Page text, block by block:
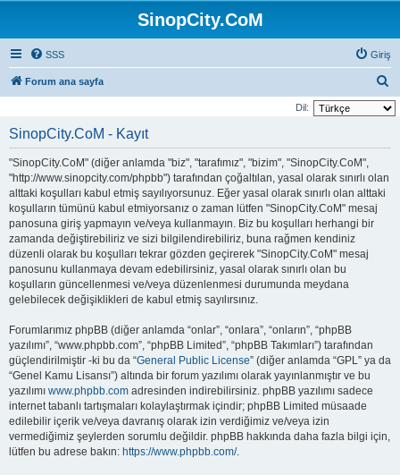
SinopCity.CoM
SSS Giriş
Forum ana sayfa
r
Dil:
SinopCity.CoM - Kayıt
"SinopCity.CoM" (diğer anlamda "biz", "tarafımız", "bizim", "SinopCity.CoM",
"http://www.sinopcity.com/phpbb") tarafından çoğaltılan, yasal olarak sınırlı olan
alttaki koşulları kabul etmiş sayılıyorsunuz. Eğer yasal olarak sınırlı olan alttaki
koşulların tümünü kabul etmiyorsanız o zaman lütfen "SinopCity.CoM" mesaj
panosuna giriş yapmayın ve/veya kullanmayın. Biz bu koşulları herhangi bir
zamanda değiştirebiliriz ve sizi bilgilendirebiliriz, buna rağmen kendiniz
düzenli olarak bu koşulları tekrar gözden geçirerek "SinopCity.CoM" mesaj
panosunu kullanmaya devam edebilirsiniz, yasal olarak sınırlı olan bu
koşulların güncellenmesi ve/veya düzenlenmesi durumunda meydana
gelebilecek değişiklikleri de kabul etmiş sayılırsınız.
Forumlarımız phpBB (diğer anlamda “onlar”, “onlara”, “onların”, “phpBB
yazılımı”, “www.phpbb.com”, “phpBB Limited”, “phpBB Takımları”) tarafından
güçlendirilmiştir -ki bu da “General Public License” (diğer anlamda “GPL” ya da
“Genel Kamu Lisansı”) altında bir forum yazılımı olarak yayınlanmıştır ve bu
yazılımı www.phpbb.com adresinden indirebilirsiniz. phpBB yazılımı sadece
internet tabanlı tartışmaları kolaylaştırmak içindir; phpBB Limited müsaade
edilebilir içerik ve/veya davranış olarak izin verdiğimiz ve/veya izin
vermediğimiz şeylerden sorumlu değildir. phpBB hakkında daha fazla bilgi için,
lütfen bu adrese bakın: https://www.phpbb.com/.